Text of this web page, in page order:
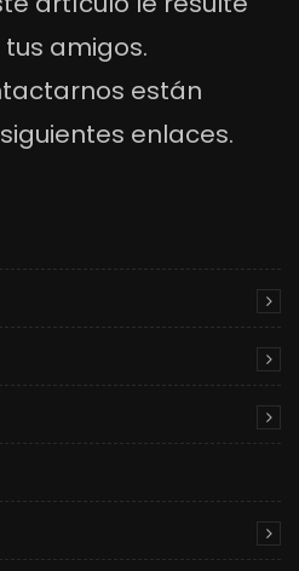
amigos.
están
enlaces.